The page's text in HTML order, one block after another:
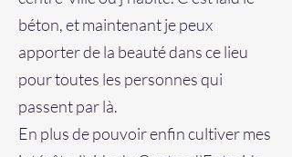
béton, et maintenant je peux
apporter de la beauté dans ce lieu
pour toutes les personnes qui
passent par là.
En plus de pouvoir enfin cultiver mes